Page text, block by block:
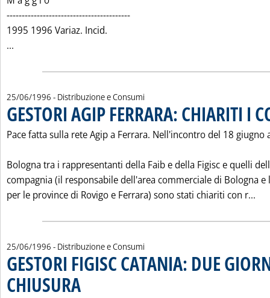
-----------------------------------------
1995 1996 Variaz. Incid.
...
25/06/1996 - Distribuzione e Consumi
GESTORI AGIP FERRARA: CHIARITI I
Pace fatta sulla rete Agip a Ferrara. Nell'incontro del 18 giugno
Bologna tra i rappresentanti della Faib e della Figisc e quelli
compagnia (il responsabile dell'area commerciale di Bologna e
per le province di Rovigo e Ferrara) sono stati chiariti con r...
25/06/1996 - Distribuzione e Consumi
GESTORI FIGISC CATANIA: DUE
CHIUSURA